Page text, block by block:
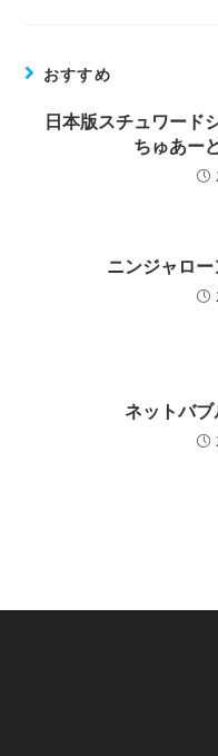
おすすめ
日本版スチュワード
ちゅあー
ニンジャロー
ネットバブ